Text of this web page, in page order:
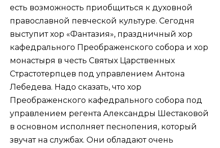
есть возможность приобщиться к духовной
православной певческой культуре. Сегодня
выступит хор «Фантазия», праздничный хор
кафедрального Преображенского собора и хор
монастыря в честь Святых Царственных
Страстотерпцев под управлением Антона
Лебедева. Надо сказать, что хор
Преображенского кафедрального собора под
управлением регента Александры Шестаковой
в основном исполняет песнопения, который
звучат на службах. Они обладают очень